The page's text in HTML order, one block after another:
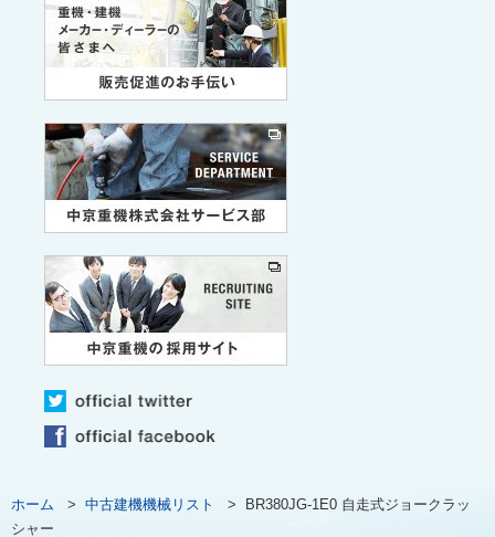
ホーム > 中古建機機械リスト >
BR380JG-1E0 自走式ジョークラッ
シャー